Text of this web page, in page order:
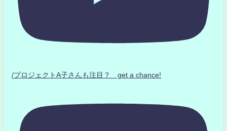
/プロジェクトA子さんも注目？ get a chance!